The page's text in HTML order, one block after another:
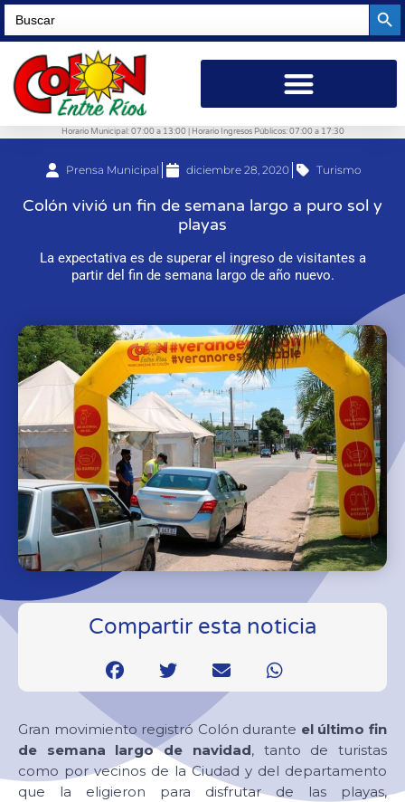
Search
for:
Horario Municipal: 07:00 a 13:00 | Horario Ingresos Públicos: 07:00 a 17:30
Prensa Municipal diciembre 28, 2020 Turismo
Colón vivió un fin de semana largo a puro sol y
playas
La expectativa es de superar el ingreso de visitantes a
partir del fin de semana largo de año nuevo.
Compartir esta noticia
Gran movimiento registró Colón durante el último fin
de semana largo de navidad, tanto de turistas
como por vecinos de la Ciudad y del departamento
que la eligieron para disfrutar de las playas,